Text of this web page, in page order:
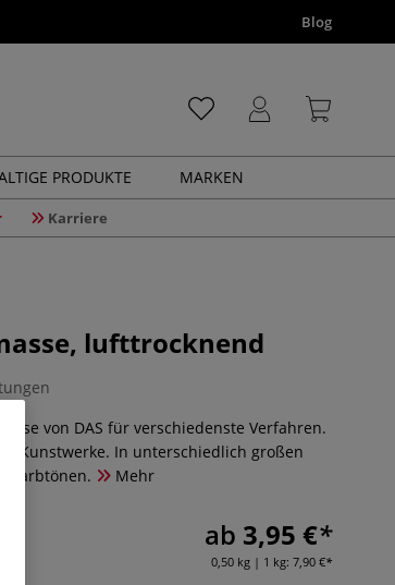
Blog
PRODUKTE MARKEN
Karriere
lufttrocknend
von DAS für verschiedenste Verfahren.
Kunstwerke. In unterschiedlich großen
Farbtönen.
Mehr
ab 3,95 €
0,50 kg | 1 kg: 7,90 €